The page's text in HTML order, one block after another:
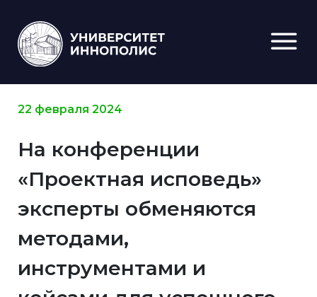
22 февраля 2024
На конференции
«Проектная исповедь»
эксперты обменяются
методами,
инструментами и